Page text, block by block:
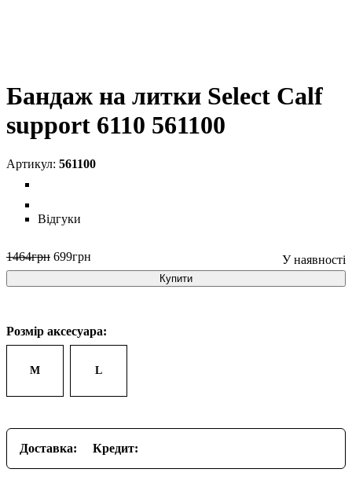
Бандаж на литки Select Calf
support 6110 561100
561100
Відгуки
1464грн 699грн
Купити
Розмір аксесуара:
M L
Доставка: Кредит: